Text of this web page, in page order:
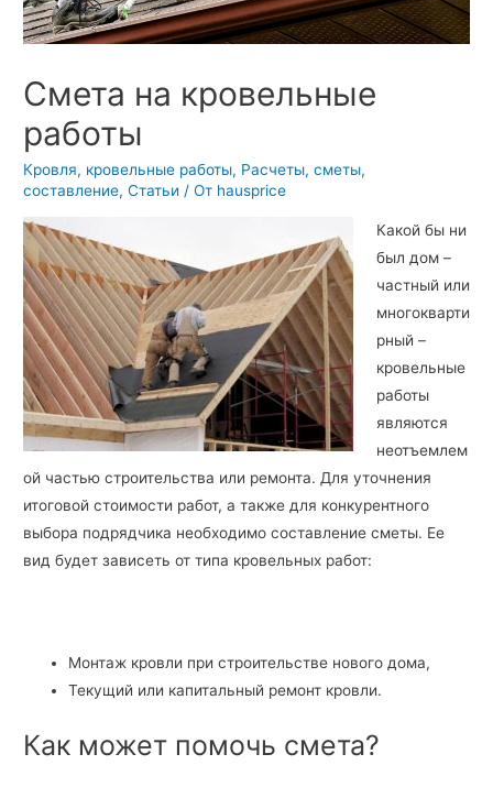
Смета на кровельные
работы
Кровля, кровельные работы, Расчеты, сметы,
составление,Статьи / От hausprice
Какой бы ни
был дом –
частный или
многокварти
рный –
кровельные
работы
являются
неотъемлем
ой частью строительства или ремонта. Для уточнения
итоговой стоимости работ, а также для конкурентного
выбора подрядчика необходимо составление сметы. Ее
вид будет зависеть от типа кровельных работ:
Монтаж кровли при строительстве нового дома,
Текущий или капитальный ремонт кровли.
Как может помочь смета?